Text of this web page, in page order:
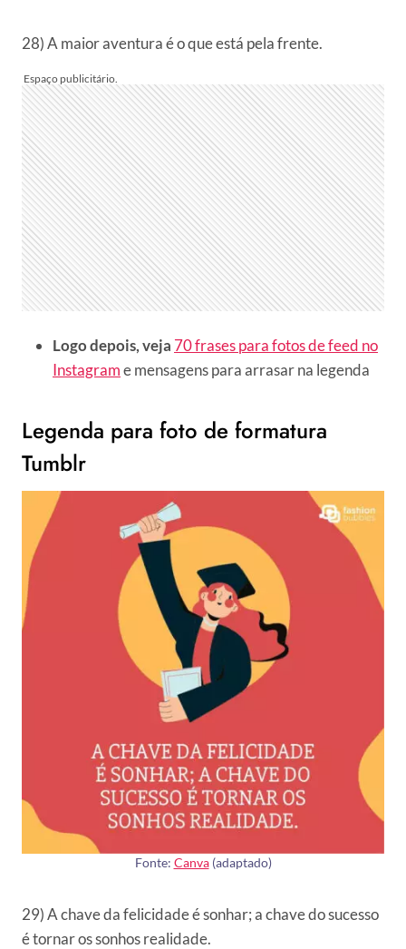
28) A maior aventura é o que está pela frente.
Logo depois, veja 70 frases para fotos de feed no
Instagrame mensagens para arrasar na legenda
Legenda para foto de formatura
Tumblr
Fonte: Canva(adaptado)
29) A chave da felicidade é sonhar; a chave do sucesso
é tornar os sonhos realidade.